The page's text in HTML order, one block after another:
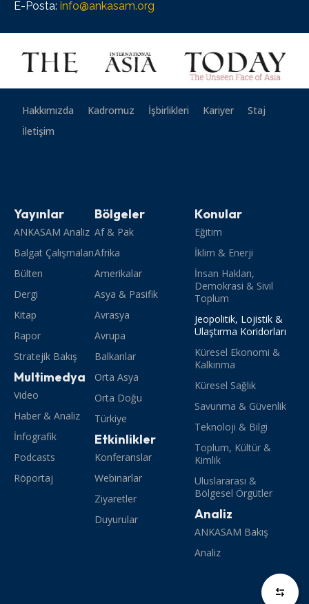
E-Posta: info@ankasam.org
Hakkımızda Kadromuz İşbirlikleri Kariyer
Staj
İletişim
Yayınlar
ANKASAM Analiz
Balgat Çalışmaları
Bülten
Dergi
Kitap
Rapor
Stratejik Bakış
Multimedya
Video
Haber & Analiz
İnfografik
Podcasts
Röportaj
Bölgeler
Af & Pak
Afrika
Amerikalar
Asya & Pasifik
Avrasya
Avrupa
Balkanlar
Orta Asya
Orta Doğu
Türkiye
Etkinlikler
Konferanslar
Webinarlar
Ziyaretler
Duyurular
Konular
Eğitim
İklim & Enerji
İnsan Hakları,
Demokrasi & Sivil
Toplum
Jeopolitik, Lojistik &
Ulaştırma Koridorları
Küresel Ekonomi &
Kalkınma
Küresel Sağlık
Savunma & Güvenlik
Teknoloji & Bilgi
Toplum, Kültür &
Kimlik
Uluslararası &
Bölgesel Örgütler
Analiz
ANKASAM Bakış
Analiz